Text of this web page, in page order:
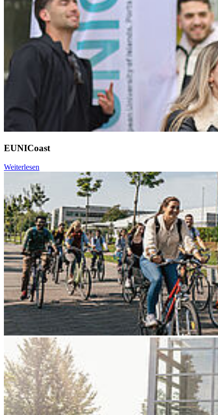
EUNICoast
Weiterlesen
Go to slide 1
Go to slide 2
Go to slide 3
Go to slide 4
Go to slide 5
Go to slide 6
Go to slide 7
Go to slide 8
Go to slide 9
Zurück
Die HOST auf der wichtigsten
Industriemesse #HM24
22.04.2024